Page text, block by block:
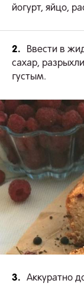
йогурт, яйцо,
2.
Ввести в
сахар,
густым.
3.
Аккуратно